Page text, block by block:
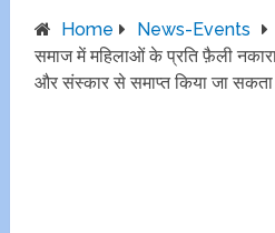
Home
News-Events
समाज में महिलाओं के प्रति फ़ैली
और संस्कार से समाप्त किया जा सकता